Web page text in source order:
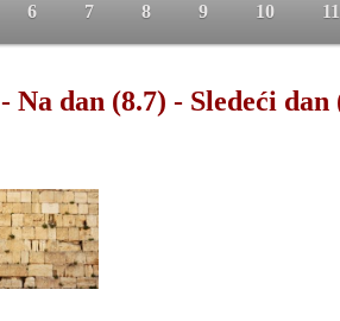
6 7 8 9 10 11
- Na dan (8.7) - Sledeći dan